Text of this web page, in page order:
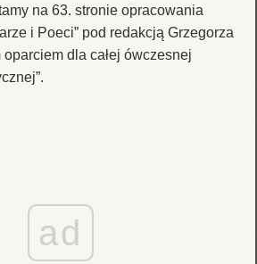
na 63. stronie opracowania
i Poeci” pod redakcją Grzegorza
oparciem dla całej ówczesnej
ad